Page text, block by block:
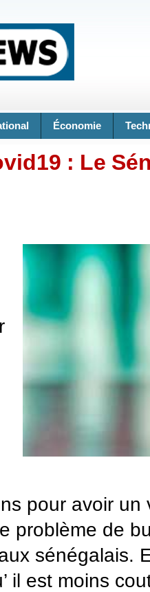
Économie
: Le
pour avoir un
problème de
sénégalais.
il est moins